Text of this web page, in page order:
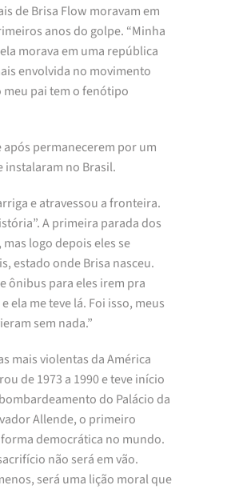
de Brisa Flow moravam em
anos do golpe. “Minha
morava em uma república
envolvida no movimento
pai tem o fenótipo
após permanecerem por um
instalaram no Brasil.
e atravessou a fronteira.
A primeira parada dos
logo depois eles se
estado onde Brisa nasceu.
ônibus para eles irem pra
ela me teve lá. Foi isso, meus
sem nada.”
mais violentas da América
de 1973 a 1990 e teve início
do Palácio da
Allende, o primeiro
democrática no mundo.
não será em vão.
será uma lição moral que